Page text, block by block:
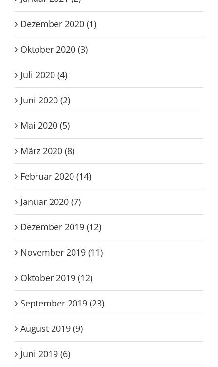
Dezember 2020 (1)
Oktober 2020 (3)
Juli 2020 (4)
Juni 2020 (2)
Mai 2020 (5)
März 2020 (8)
Februar 2020 (14)
Januar 2020 (7)
Dezember 2019 (12)
November 2019 (11)
Oktober 2019 (12)
September 2019 (23)
August 2019 (9)
Juni 2019 (6)